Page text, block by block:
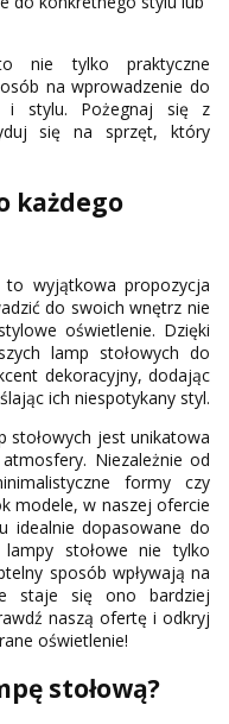
nie tylko praktyczne
na wprowadzenie do
i stylu. Pożegnaj się z
się na sprzęt, który
każdego
to wyjątkowa propozycja
do swoich wnętrz nie
oświetlenie. Dzięki
lamp stołowych do
dekoracyjny, dodając
ich niespotykany styl.
stołowych jest unikatowa
Niezależnie od
formy czy
modele, w naszej ofercie
idealnie dopasowane do
stołowe nie tylko
sposób wpływają na
staje się ono bardziej
naszą ofertę i odkryj
oświetlenie!
stołową?